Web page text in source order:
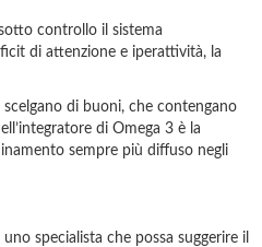
controllo il sistema
di attenzione e iperattività, la
di buoni, che contengano
di Omega 3 è la
sempre più diffuso negli
specialista che possa suggerire il